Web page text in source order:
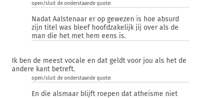
open/sluit de onderstaande quote:
Nadat Aalstenaar er op gewezen is hoe absurd
zijn titel was bleef hoofdzakelijk jij over als de
man die het met hem eens is.
Ik ben de meest vocale en dat geldt voor jou als het de
andere kant betreft.
open/sluit de onderstaande quote:
En die alsmaar blijft roepen dat atheisme niet